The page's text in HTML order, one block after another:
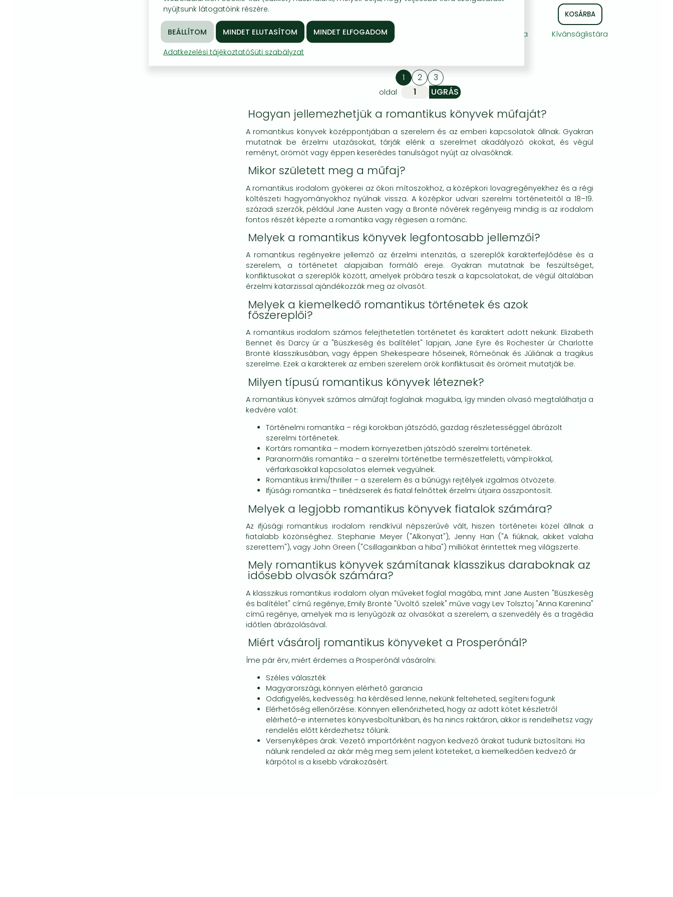
dating your neighbor
KOSÁRBA
Kívánságlistára Kívánságlistára Kívánságlistára
KOSÁRBA
Kívánságlistára
1 2 3
oldal
Hogyan jellemezhetjük a romantikus könyvek műfaját?
A romantikus könyvek középpontjában a szerelem és az emberi kapcsolatok állnak. Gyakran
mutatnak be érzelmi utazásokat, tárják elénk a szerelmet akadályozó okokat, és végül
reményt, örömöt vagy éppen keserédes tanulságot nyújt az olvasóknak.
Mikor született meg a műfaj?
A romantikus irodalom gyökerei az ókori mítoszokhoz, a középkori lovagregényekhez és a régi
költészeti hagyományokhoz nyúlnak vissza. A középkor udvari szerelmi történeteitől a 18–19.
századi szerzők, például Jane Austen vagy a Brontë nővérek regényeiig mindig is az irodalom
fontos részét képezte a romantika vagy régiesen a románc.
Melyek a romantikus könyvek legfontosabb jellemzői?
A romantikus regényekre jellemző az érzelmi intenzitás, a szereplők karakterfejlődése és a
szerelem, a történetet alapjaiban formáló ereje. Gyakran mutatnak be feszültséget,
konfliktusokat a szereplők között, amelyek próbára teszik a kapcsolatokat, de végül általában
érzelmi katarzissal ajándékozzák meg az olvasót.
Melyek a kiemelkedő romantikus történetek és azok
főszereplői?
A romantikus irodalom számos felejthetetlen történetet és karaktert adott nekünk: Elizabeth
Bennet és Darcy úr a "Büszkeség és balítélet" lapjain, Jane Eyre és Rochester úr Charlotte
Brontë klasszikusában, vagy éppen Shekespeare hőseinek, Rómeónak és Júliának a tragikus
szerelme. Ezek a karakterek az emberi szerelem örök konfliktusait és örömeit mutatják be.
Milyen típusú romantikus könyvek léteznek?
A romantikus könyvek számos alműfajt foglalnak magukba, így minden olvasó megtalálhatja a
kedvére valót:
Történelmi romantika – régi korokban játszódó, gazdag részletességgel ábrázolt
szerelmi történetek.
Kortárs romantika – modern környezetben játszódó szerelmi történetek.
Paranormális romantika – a szerelmi történetbe természetfeletti, vámpírokkal,
vérfarkasokkal kapcsolatos elemek vegyülnek.
Romantikus krimi/thriller – a szerelem és a bűnügyi rejtélyek izgalmas ötvözete.
Ifjúsági romantika – tinédzserek és fiatal felnőttek érzelmi útjaira összpontosít.
Melyek a legjobb romantikus könyvek fiatalok számára?
Az ifjúsági romantikus irodalom rendkívül népszerűvé vált, hiszen történetei közel állnak a
fiatalabb közönséghez. Stephanie Meyer ("Alkonyat"), Jenny Han ("A fiúknak, akiket valaha
szerettem"), vagy John Green ("Csillagainkban a hiba") milliókat érintettek meg világszerte.
Mely romantikus könyvek számítanak klasszikus daraboknak az
idősebb olvasók számára?
A klasszikus romantikus irodalom olyan műveket foglal magába, mint Jane Austen "Büszkeség
és balítélet" című regénye, Emily Brontë "Üvöltő szelek" műve vagy Lev Tolsztoj "Anna Karenina"
című regénye, amelyek ma is lenyűgözik az olvasókat a szerelem, a szenvedély és a tragédia
időtlen ábrázolásával.
Miért vásárolj romantikus könyveket a Prosperónál?
Íme pár érv, miért érdemes a Prosperónál vásárolni:
Széles választék
Magyarországi, könnyen elérhető garancia
Odafigyelés, kedvesség: ha kérdésed lenne, nekünk felteheted, segíteni fogunk
Elérhetőség ellenőrzése: Könnyen ellenőrizheted, hogy az adott kötet készletről
elérhető-e internetes könyvesboltunkban, és ha nincs raktáron, akkor is rendelhetsz vagy
rendelés előtt kérdezhetsz tőlünk.
Versenyképes árak: Vezető importőrként nagyon kedvező árakat tudunk biztosítani. Ha
nálunk rendeled az akár még meg sem jelent köteteket, a kiemelkedően kedvező ár
kárpótol is a kisebb várakozásért.
nyújtsunk látogatóink részére.
Adatkezelési tájékoztatóSüti szabályzat